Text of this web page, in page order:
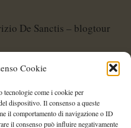
Cookie
come i cookie per
dispositivo. Il consenso a queste
il comportamento di navigazione o ID
il consenso può influire negativamente
De Sanctis – blogtour
Leggendarie